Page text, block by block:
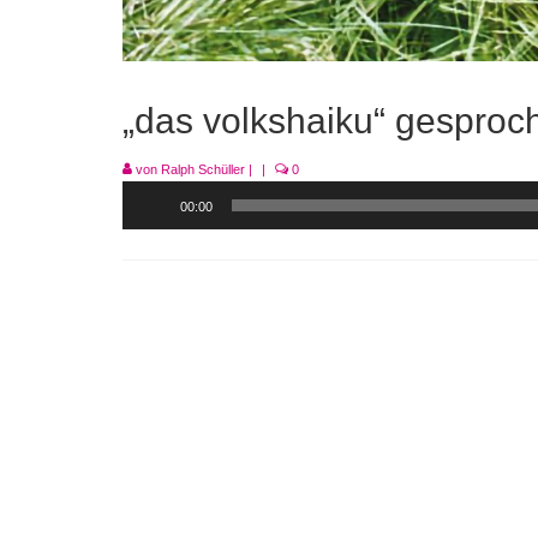
„das volkshaiku“
von Ralph Schüller | | 0
00:00